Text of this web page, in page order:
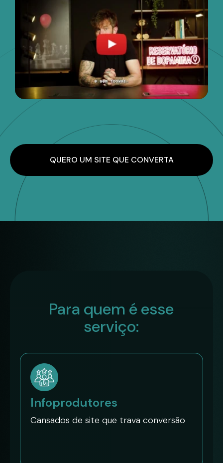
QUERO UM SITE QUE CONVERTA
Para quem é esse
serviço:
Infoprodutores
Cansados de site que trava conversão